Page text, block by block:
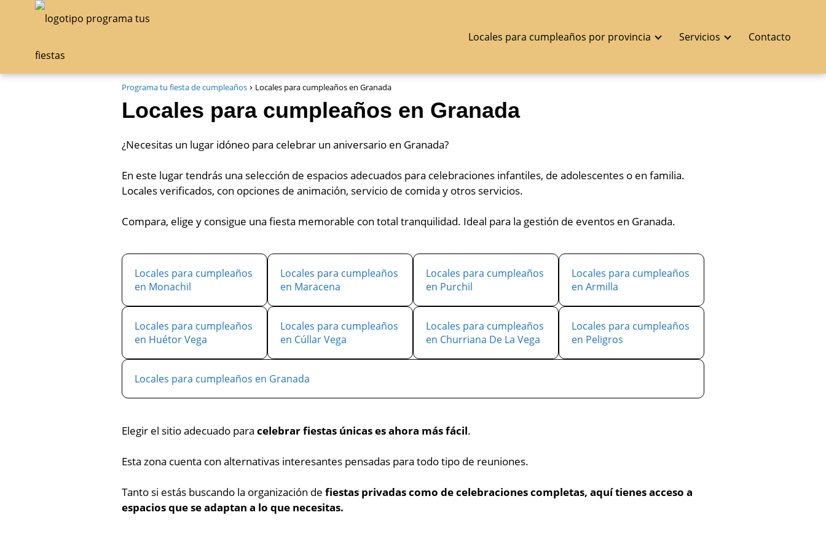
Locales para cumpleaños por provincia Servicios Contacto
Programa tu fiesta de cumpleaños Locales para cumpleaños en Granada
Locales para cumpleaños en Granada
¿Necesitas un lugar idóneo para celebrar un aniversario en Granada?
En este lugar tendrás una selección de espacios adecuados para celebraciones infantiles, de adolescentes o en familia.
Locales verificados, con opciones de animación, servicio de comida y otros servicios.
Compara, elige y consigue una fiesta memorable con total tranquilidad. Ideal para la gestión de eventos en Granada.
Locales para cumpleaños
en Monachil
Locales para cumpleaños
en Maracena
Locales para cumpleaños
en Purchil
Locales para cumpleaños
en Armilla
Locales para cumpleaños
en Huétor Vega
Locales para cumpleaños
en Cúllar Vega
Locales para cumpleaños
en Churriana De La Vega
Locales para cumpleaños
en Peligros
Locales para cumpleaños en Granada
Elegir el sitio adecuado para celebrar fiestas únicas es ahora más fácil.
Esta zona cuenta con alternativas interesantes pensadas para todo tipo de reuniones.
Tanto si estás buscando la organización de fiestas privadas como de celebraciones completas, aquí tienes acceso a
espacios que se adaptan a lo que necesitas.